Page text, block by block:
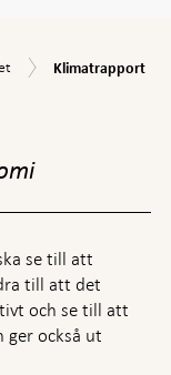
Klimatrapport
Klimatrapport
se till att
till att det
och se till att
ger också ut